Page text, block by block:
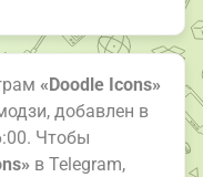
«Doodle Icons»
добавлен в
Чтобы
в Telegram,